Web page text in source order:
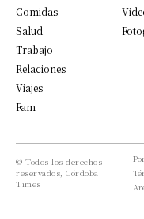
Comidas
Salud
Trabajo
Relaciones
Viajes
Fam
© Todos los derechos
reservados, Córdoba
Times